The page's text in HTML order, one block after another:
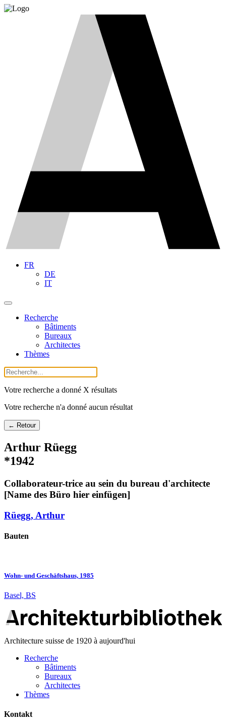
FR
DE
IT
Recherche
Bâtiments
Bureaux
Architectes
Thèmes
Votre recherche a donné X résultats
Votre recherche n'a donné aucun résultat
← Retour
Arthur Rüegg
*1942
Collaborateur-trice au sein du bureau d'architecte
[Name des Büro hier einfügen]
Rüegg, Arthur
Bauten
Wohn- und Geschäftshaus, 1985
Basel, BS
Architecture suisse de 1920 à aujourd'hui
Recherche
Bâtiments
Bureaux
Architectes
Thèmes
Kontakt